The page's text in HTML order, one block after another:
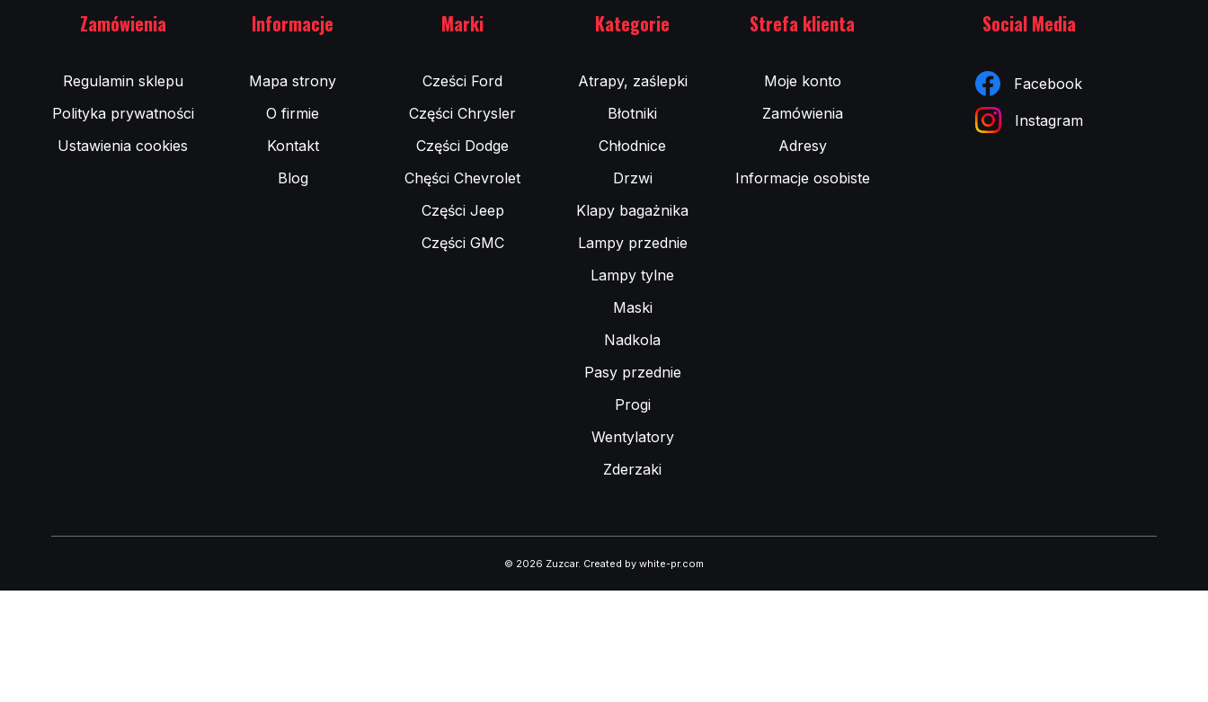
Zamówienia
Regulamin sklepu
Polityka prywatności
Ustawienia cookies
Informacje
Mapa strony
O firmie
Kontakt
Blog
Marki
Cześci Ford
Części Chrysler
Części Dodge
Chęści Chevrolet
Części Jeep
Części GMC
Kategorie
Atrapy, zaślepki
Błotniki
Chłodnice
Drzwi
Klapy bagażnika
Lampy przednie
Lampy tylne
Maski
Nadkola
Pasy przednie
Progi
Wentylatory
Zderzaki
Strefa klienta
Moje konto
Zamówienia
Adresy
Informacje osobiste
Social Media
Facebook
Instagram
© 2026 Zuzcar. Created by white-pr.com